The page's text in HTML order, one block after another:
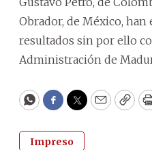
Obrador, de México,
resultados sin por ello
Administración de
WhatsApp
Facebook
Twitter
Email
Impreso